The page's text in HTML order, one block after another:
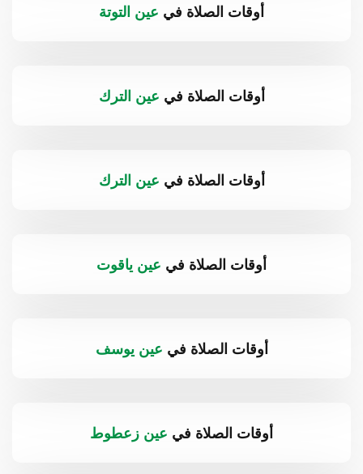
أوقات الصلاة في عين التوتة
أوقات الصلاة في عين الترك
أوقات الصلاة في عين الترك
أوقات الصلاة في عين ياقوت
أوقات الصلاة في عين يوسف
أوقات الصلاة في عين زعطوط